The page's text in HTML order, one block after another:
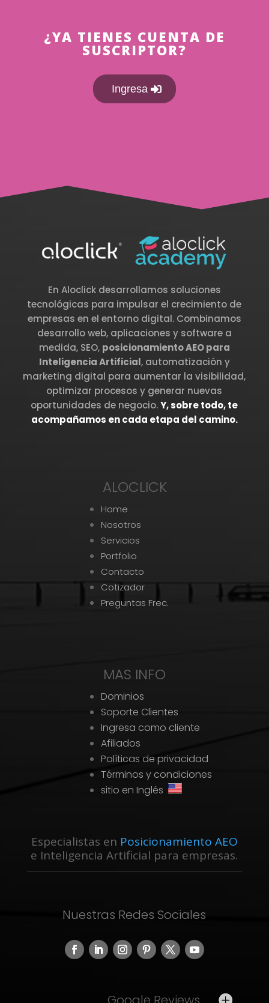
¿YA TIENES CUENTA DE
SUSCRIPTOR?
Ingresa
En Aloclick desarrollamos soluciones
tecnológicas para impulsar el crecimiento de
empresas en el entorno digital. Combinamos
desarrollo web, aplicaciones y software a
medida, SEO, posicionamiento AEO para
Inteligencia Artificial, automatización y
marketing digital para aumentar la visibilidad,
optimizar procesos y generar nuevas
oportunidades de negocio.Y, sobre todo, te
acompañamos en cada etapa del camino.
ALOCLICK
Home
Nosotros
Servicios
Portfolio
Contacto
Cotizador
Preguntas Frec.
MAS INFO
Dominios
Soporte Clientes
Ingresa como cliente
Afiliados
Políticas de privacidad
Términos y condiciones
sitio en Inglés
Especialistas en Posicionamiento AEO
e Inteligencia Artificial para empresas.
Nuestras Redes Sociales